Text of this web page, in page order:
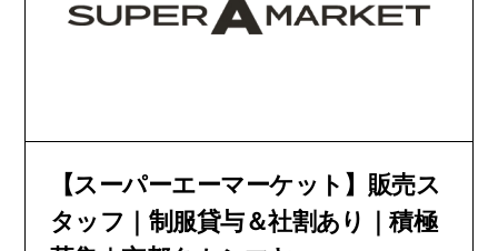
【スーパーエーマーケット】販売ス
タッフ｜制服貸与＆社割あり｜積極